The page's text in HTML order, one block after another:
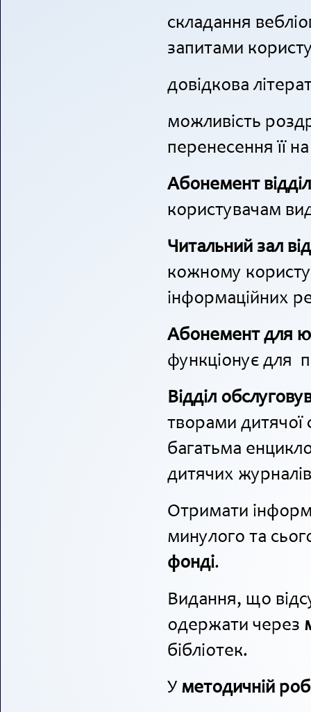
складання
запитами
довідкова
можливість
перенесення її
Абонемент
користувачам
Читальний зал
кожному
інформаційних
Абонемент для
функціонує для
Відділ
творами дитячої
багатьма
дитячих
Отримати
минулого та
фонді.
Видання, що
одержати через
бібліотек.
У методичній